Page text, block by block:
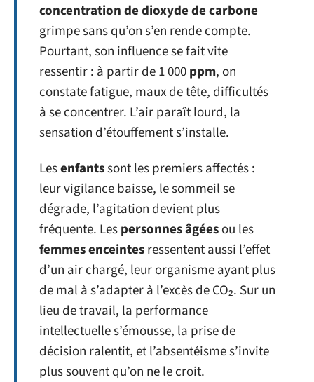
concentration de dioxyde de carbone
grimpe sans qu’on s’en rende compte.
Pourtant, son influence se fait vite
ressentir : à partir de 1 000ppm, on
constate fatigue, maux de tête, difficultés
à se concentrer. L’air paraît lourd, la
sensation d’étouffement s’installe.
Lesenfantssont les premiers affectés :
leur vigilance baisse, le sommeil se
dégrade, l’agitation devient plus
fréquente. Lespersonnes âgéesou les
femmes enceintesressentent aussi l’effet
d’un air chargé, leur organisme ayant plus
de mal à s’adapter à l’excès de CO₂. Sur un
lieu de travail, la performance
intellectuelle s’émousse, la prise de
décision ralentit, et l’absentéisme s’invite
plus souvent qu’on ne le croit.